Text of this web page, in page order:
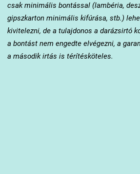
csak minimális bontással (lambéria,
gipszkarton minimális kifúrása, stb.)
kivitelezni, de a tulajdonos a darázsirtó
a bontást nem engedte elvégezni, a
a második irtás is térítésköteles.